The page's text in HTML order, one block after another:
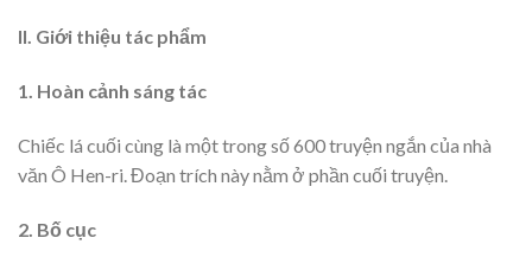
II. Giới thiệu tác phẩm
1. Hoàn cảnh sáng tác
Chiếc lá cuối cùng là một trong số 600 truyện ngắn của nhà
văn Ô Hen-ri. Đoạn trích này nằm ở phần cuối truyện.
2. Bố cục